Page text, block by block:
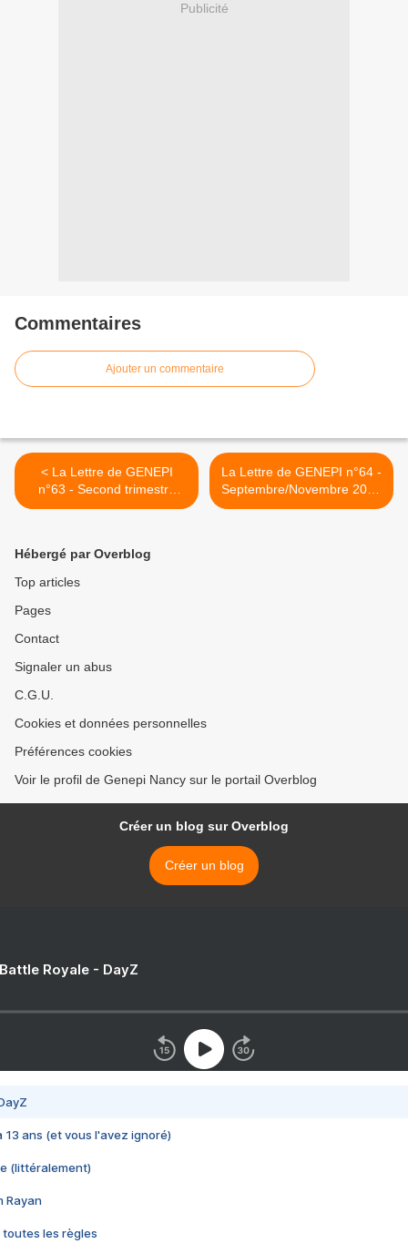
Publicité
Commentaires
Ajouter un commentaire
< La Lettre de GENEPI
n°63 - Second trimestre
2003
La Lettre de GENEPI n°64 -
Septembre/Novembre 2003
>
Hébergé par Overblog
Top articles
Pages
Contact
Signaler un abus
C.G.U.
Cookies et données personnelles
Préférences cookies
Voir le profil de Genepi Nancy sur le portail Overblog
Créer un blog sur Overblog
Créer un blog
Royale - DayZ
13 ans (et vous l'avez ignoré)
(littéralement)
Rayan
toutes les règles